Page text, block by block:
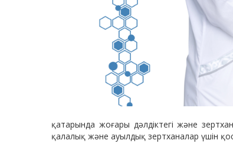
қатарында жоғары дәлдіктегі және
қалалық және ауылдық зертханалар үшін